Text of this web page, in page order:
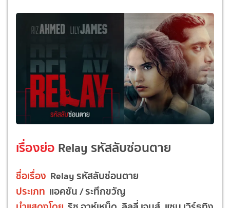
เรื่องย่อ Relay รหัสลับซ่อนตาย
ชื่อเรื่อง Relay รหัสลับซ่อนตาย
ประเภท แอคชัน / ระทึกขวัญ